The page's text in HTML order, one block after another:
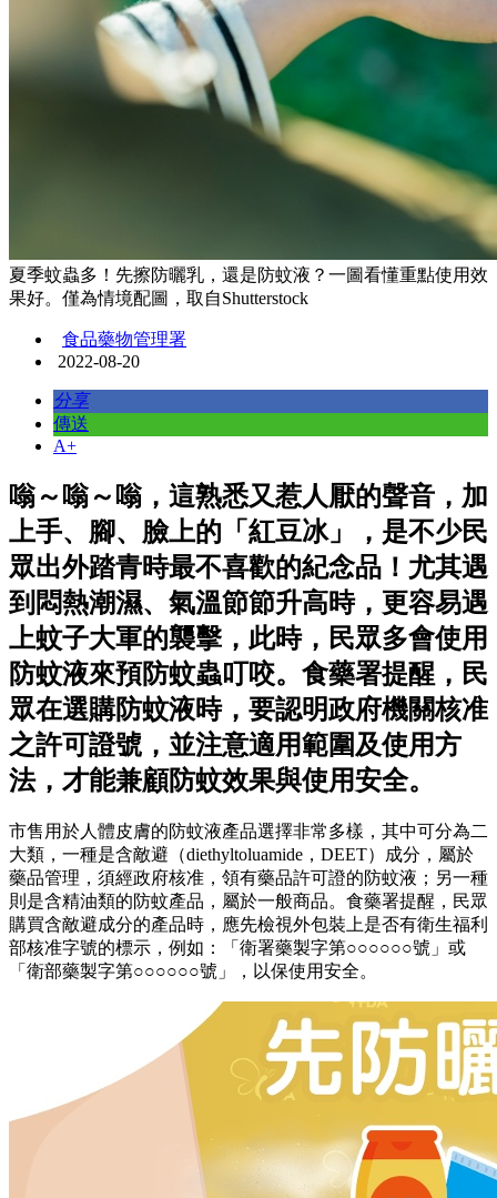
夏季蚊蟲多！先擦防曬乳，還是防蚊液？一圖看懂重點使用效
果好。僅為情境配圖，取自Shutterstock
食品藥物管理署
2022-08-20
分享
傳送
A+
嗡～嗡～嗡，這熟悉又惹人厭的聲音，加
上手、腳、臉上的「紅豆冰」，是不少民
眾出外踏青時最不喜歡的紀念品！尤其遇
到悶熱潮濕、氣溫節節升高時，更容易遇
上蚊子大軍的襲擊，此時，民眾多會使用
防蚊液來預防蚊蟲叮咬。食藥署提醒，民
眾在選購防蚊液時，要認明政府機關核准
之許可證號，並注意適用範圍及使用方
法，才能兼顧防蚊效果與使用安全。
市售用於人體皮膚的防蚊液產品選擇非常多樣，其中可分為二
大類，一種是含敵避（diethyltoluamide，DEET）成分，屬於
藥品管理，須經政府核准，領有藥品許可證的防蚊液；另一種
則是含精油類的防蚊產品，屬於一般商品。食藥署提醒，民眾
購買含敵避成分的產品時，應先檢視外包裝上是否有衛生福利
部核准字號的標示，例如：「衛署藥製字第○○○○○○號」或
「衛部藥製字第○○○○○○號」，以保使用安全。